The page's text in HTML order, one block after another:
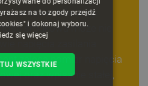
tolerancji
środkowa może nie
zaleca pomiar napięcia
oraz wpisanie stałej,
na to zgody przejdź
i dokonaj wyboru.
się więcej
WSZYSTKIE